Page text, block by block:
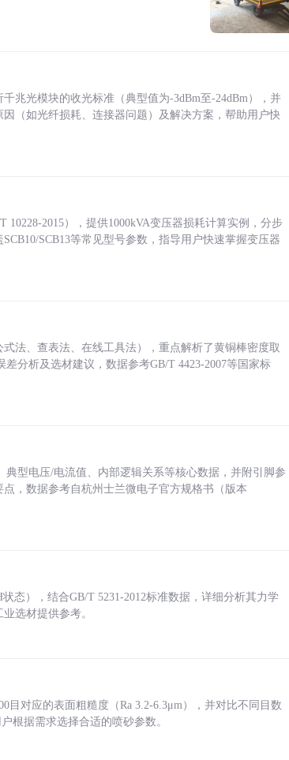
兆光模块的收光标准（典型值为-3dBm至-24dBm），并
（如光纤损耗、连接器问题）及解决方案，帮助用户快
2015），提供1000kVA变压器损耗计算实例，分步
SCB13等常见型号参数，指导用户快速掌握变压器
法、查表法、在线工具法），重点解析了黄铜棒密度取
分析及选材建议，数据参考GB/T 4423-2007等国家标
型电压/电流值、内部逻辑关系等核心数据，并附引脚参
，数据参考自杭州士兰微电子官方规格书（版本
态），结合GB/T 5231-2012标准数据，详细分析其力学
选材提供参考。
对应的表面粗糙度（Ra 3.2-6.3μm），并对比不同目数
根据需求选择合适的喷砂参数。